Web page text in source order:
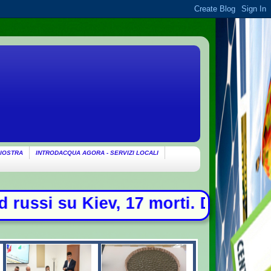
INTRODACQUA AGORA - SERVIZI LOCALI
Drone con esplosivo